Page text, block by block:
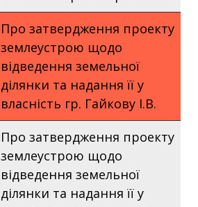
Про затвердження проекту
землеустрою щодо
відведення земельної
ділянки та надання її у
власність гр. Гайкову І.В.
Про затвердження проекту
землеустрою щодо
відведення земельної
ділянки та надання її у